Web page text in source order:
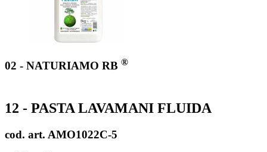
02 - NATURIAMO RB ®
12 - PASTA LAVAMANI FLUIDA
cod. art. AMO1022C-5